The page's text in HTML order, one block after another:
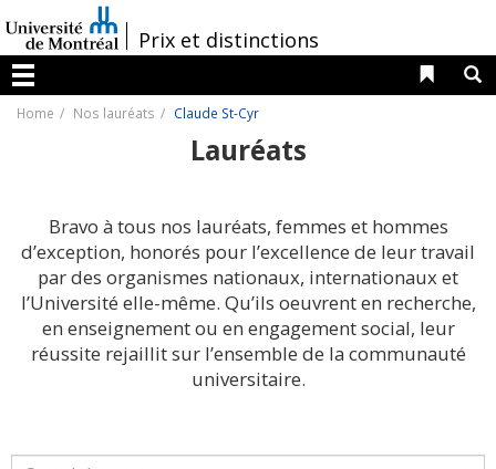
au
contenu
/Prix et distinctions
Menu
Liens
Home Nos lauréats Claude St-Cyr
Lauréats
Bravo à tous nos lauréats, femmes et hommes
d’exception, honorés pour l’excellence de leur travail
par des organismes nationaux, internationaux et
l’Université elle-même. Qu’ils oeuvrent en recherche,
en enseignement ou en engagement social, leur
réussite rejaillit sur l’ensemble de la communauté
universitaire.